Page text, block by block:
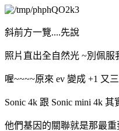
斜前方一覽....先說
照片直出全自然光 ~別佩
喔~~~~原來 ev 變成 +1 又
Sonic 4k 跟 Sonic mini 4k
他們基因的關聯就是那最重